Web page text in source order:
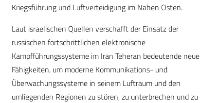
Kriegsführung und Luftverteidigung im Nahen Osten.
Laut israelischen Quellen verschafft der Einsatz der
russischen fortschrittlichen elektronische
Kampfführungssysteme im Iran Teheran bedeutende neue
Fähigkeiten, um moderne Kommunikations- und
Überwachungssysteme in seinem Luftraum und den
umliegenden Regionen zu stören, zu unterbrechen und zu